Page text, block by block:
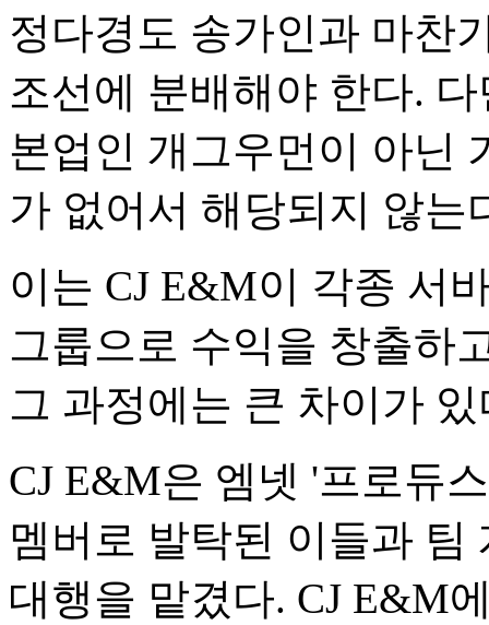
정다경도 송가인과 마찬
조선에 분배해야 한다.
본업인 개그우먼이 아닌
가 없어서 해당되지 않는
이는 CJ E&M이 각종 서
그룹으로 수익을 창출하
그 과정에는 큰 차이가 있
CJ E&M은 엠넷 '프로듀
멤버로 발탁된 이들과 팀
대행을 맡겼다. CJ E&M